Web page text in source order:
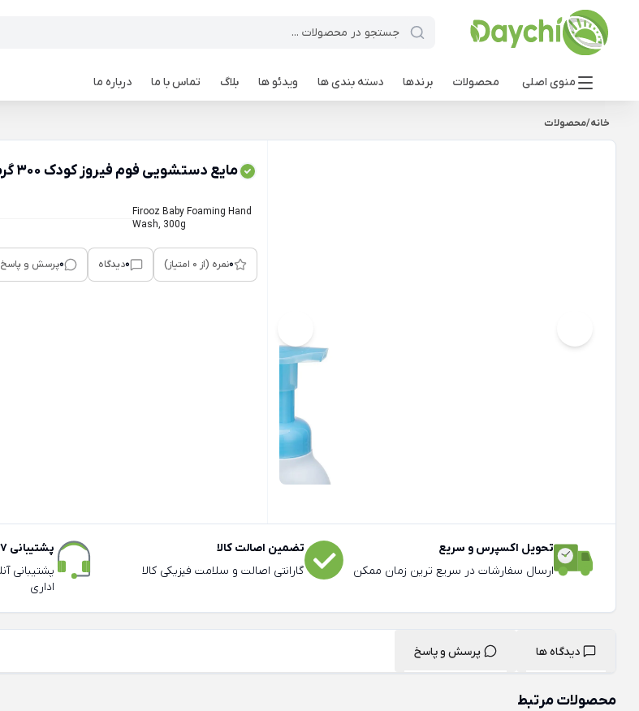
منوی اصلی محصولات برندها دسته بندی ها ویدئو ها بلاگ تماس با ما درباره ما
خانه/محصولات
مایع دستشویی فوم فیروز کودک 300 گرمی
Firooz Baby Foaming Hand
Wash, 300g
0نمره (از 0 امتیاز) 0دیدگاه 0پرسش و پاسخ
تحویل اکسپرس و سریع
ارسال سفارشات در سریع ترین زمان ممکن
تضمین اصالت کالا
گارانتی اصالت و سلامت فیزیکی کالا
پشتیبانی 24/7
اداری
دیدگاه ها پرسش و پاسخ
محصولات مرتبط